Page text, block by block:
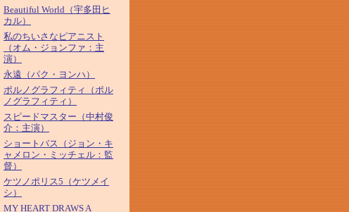
Beautiful World（宇多田ヒ
カル）
私のちいさなピアニスト
（オム・ジョンファ：主
演）
永遠（パク・ヨンハ）
ポルノグラフィティ（ポル
ノグラフィティ）
スピードマスター（中村俊
介：主演）
ショートバス（ジョン・キ
ャメロン・ミッチェル：監
督）
ケツノポリス5（ケツメイ
シ）
MY HEART DRAWS A